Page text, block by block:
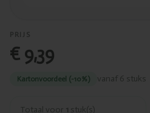
PRIJS
€ 9,39
Kartonvoordeel (-10%) vanaf 6 stuks
Totaal voor 1 stuk(s)